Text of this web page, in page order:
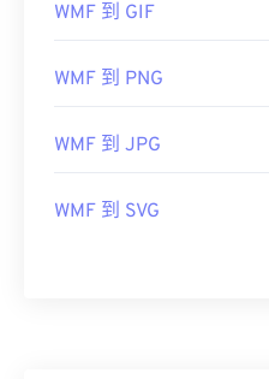
WMF 到 GIF
WMF 到 PNG
WMF 到 JPG
WMF 到 SVG